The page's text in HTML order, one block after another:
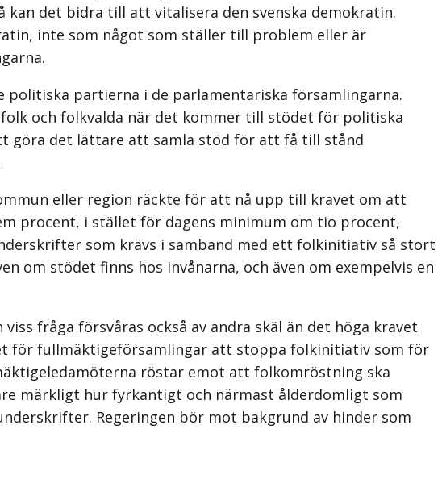
det bidra till att vitalisera den svenska demokratin.
inte som något som ställer till problem eller är
partierna i de parlamentariska församlingarna.
och folkvalda när det kommer till stödet för politiska
göra det lättare att samla stöd för att få till stånd
eller region räckte för att nå upp till kravet om att
procent, i stället för dagens minimum om tio procent,
som krävs i samband med ett folkinitiativ så stort
stödet finns hos invånarna, och även om exempelvis en
fråga försvåras också av andra skäl än det höga kravet
för fullmäktigeförsamlingar att stoppa folkinitiativ som för
röstar emot att folkomröstning ska
märkligt hur fyrkantigt och närmast ålder­domligt som
Regeringen bör mot bakgrund av hinder som